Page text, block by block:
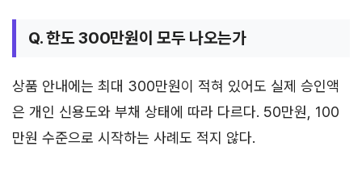
Q. 한도 300만원이 모두 나오는가
상품 안내에는 최대 300만원이 적혀 있어도 실제 승인액
은 개인 신용도와 부채 상태에 따라 다르다. 50만원, 100
만원 수준으로 시작하는 사례도 적지 않다.